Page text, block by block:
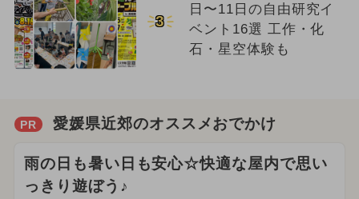
3
日〜11日の自由研究イ
ベント16選 工作・化
石・星空体験も
PR 愛媛県近郊のオススメおでかけ
雨の日も暑い日も安心☆快適な屋内で思い
っきり遊ぼう♪